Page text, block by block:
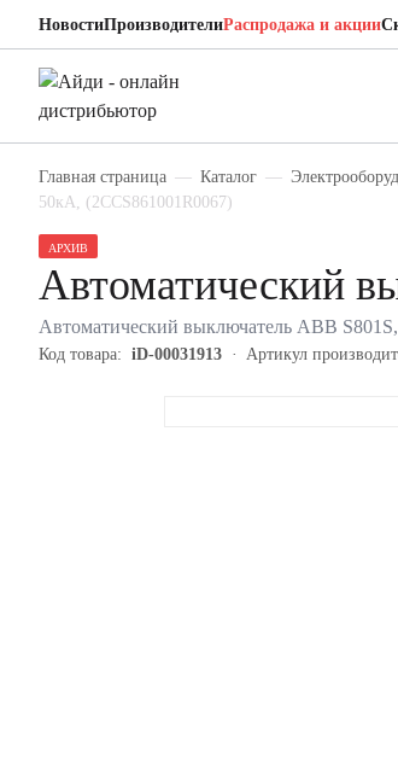
НовостиПроизводителиРаспродажа и акции
Главная страница Каталог
50кА, (2CCS861001R0067)
АРХИВ
Автоматический
Автоматический выключатель ABB
Код товара: iD-00031913 Артикул
ABB 2CCS861001R0067
Автоматический выключатель